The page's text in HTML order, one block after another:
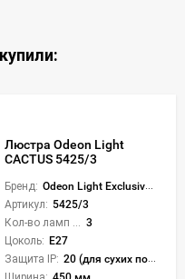
Люстра Odeon Light
CACTUS 5425/3
Бренд: Odeon Light Exclusive (Премиум серии)
Артикул: 5425/3
3
Цоколь: E27
Защита IP: 20 (для сухих пом.)